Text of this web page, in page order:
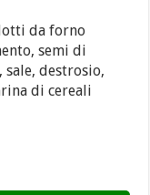
da forno
semi di
sale, destrosio,
di cereali